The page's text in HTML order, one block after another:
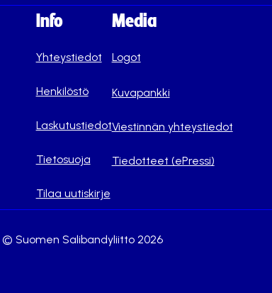
Info
Yhteystiedot
Henkilöstö
Laskutustiedot
Tietosuoja
Tilaa uutiskirje
Media
Logot
Kuvapankki
Viestinnän yhteystiedot
Tiedotteet (ePressi)
© Suomen Salibandyliitto 2026